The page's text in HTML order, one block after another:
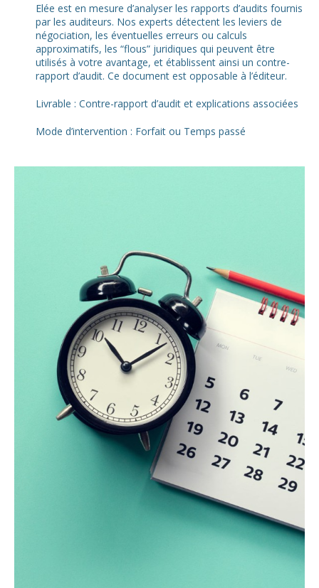
Elée est en mesure d’analyser les rapports d’audits fournis
par les auditeurs. Nos experts détectent les leviers de
négociation, les éventuelles erreurs ou calculs
approximatifs, les “flous” juridiques qui peuvent être
utilisés à votre avantage, et établissent ainsi un contre-
rapport d’audit. Ce document est opposable à l’éditeur.
Livrable : Contre-rapport d’audit et explications associées
Mode d’intervention : Forfait ou Temps passé